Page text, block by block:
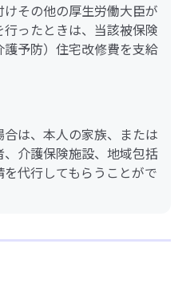
その他の厚生労働大臣が
ったときは、当該被保険
予防）住宅改修費を支給
は、本人の家族、または
介護保険施設、地域包括
代行してもらうことがで